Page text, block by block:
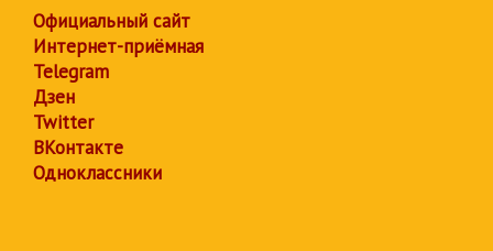
Официальный сайт
Интернет-приёмная
Telegram
Дзен
Twitter
ВКонтакте
Одноклассники